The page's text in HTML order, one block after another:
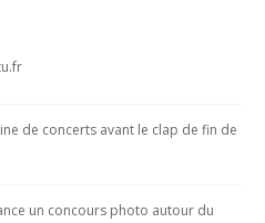
de concerts avant le clap de fin de
un concours photo autour du